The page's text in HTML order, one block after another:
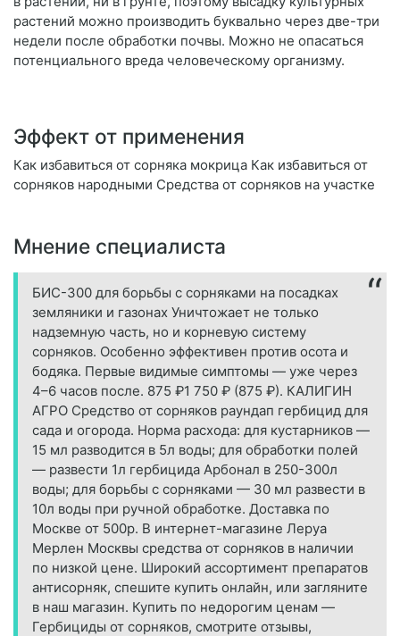
растений можно производить буквально через две-три
недели после обработки почвы. Можно не опасаться
потенциального вреда человеческому организму.
Эффект от применения
Как избавиться от сорняка мокрица Как избавиться от
сорняков народными Средства от сорняков на участке
Мнение специалиста
БИС-300 для борьбы с сорняками на посадках
земляники и газонах Уничтожает не только
надземную часть, но и корневую систему
сорняков. Особенно эффективен против осота и
бодяка. Первые видимые симптомы — уже через
4–6 часов после. 875 ₽1 750 ₽ (875 ₽). КАЛИГИН
АГРО Средство от сорняков раундап гербицид для
сада и огорода. Норма расхода: для кустарников —
15 мл разводится в 5л воды; для обработки полей
— развести 1л гербицида Арбонал в 250-300л
воды; для борьбы с сорняками — 30 мл развести в
10л воды при ручной обработке. Доставка по
Москве от 500р. В интернет-магазине Леруа
Мерлен Москвы средства от сорняков в наличии
по низкой цене. Широкий ассортимент препаратов
антисорняк, спешите купить онлайн, или загляните
в наш магазин. Купить по недорогим ценам —
Гербициды от сорняков, смотрите отзывы,